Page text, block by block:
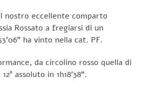
nostro eccellente comparto
Rossato a fregiarsi di un
ha vinto nella cat. PF.
da circolino rosso quella di
assoluto in 1h18’38”.